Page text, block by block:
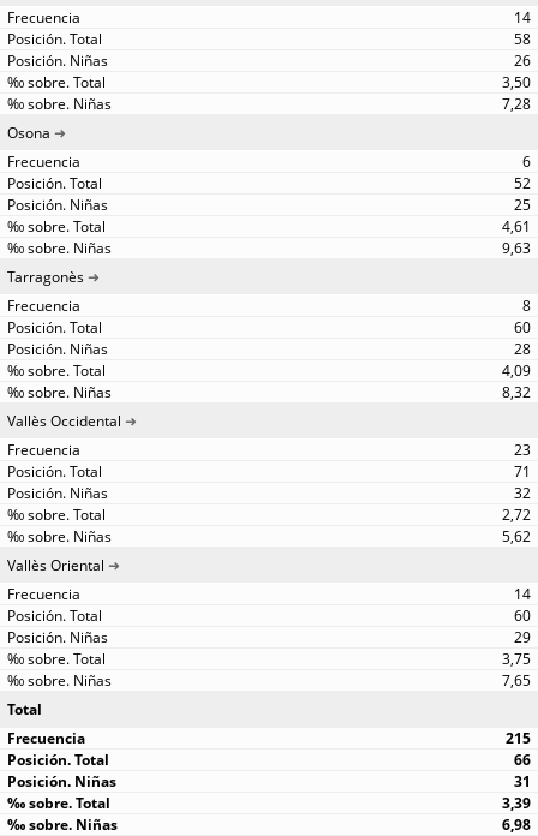
14
58
26
3,50
7,28
Osona
6
52
25
4,61
9,63
Tarragonès
8
60
28
4,09
8,32
Vallès Occidental
23
71
32
2,72
5,62
Vallès Oriental
14
60
29
3,75
7,65
Total
215
66
31
3,39
6,98